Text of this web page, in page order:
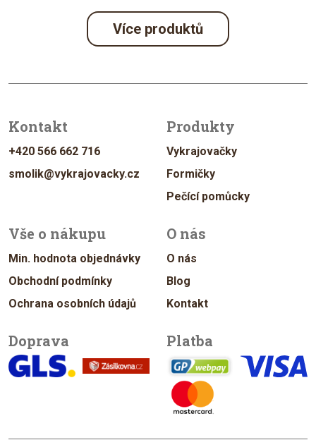
Více produktů
Kontakt
+420 566 662 716
smolik@vykrajovacky.cz
Produkty
Vykrajovačky
Formičky
Pečící pomůcky
Vše o nákupu
Min. hodnota objednávky
Obchodní podmínky
Ochrana osobních údajů
O nás
O nás
Blog
Kontakt
Doprava Platba